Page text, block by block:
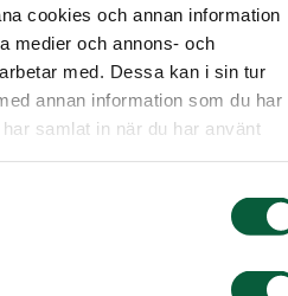
cookies och annan information
medier och annons- och
med. Dessa kan i sin tur
annan information som du har
samlat in när du har använt
Arkivet
av